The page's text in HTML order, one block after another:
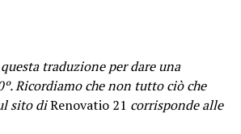
traduzione per dare una
Ricordiamo che non tutto ciò che
sito diRenovatio 21 corrisponde alle